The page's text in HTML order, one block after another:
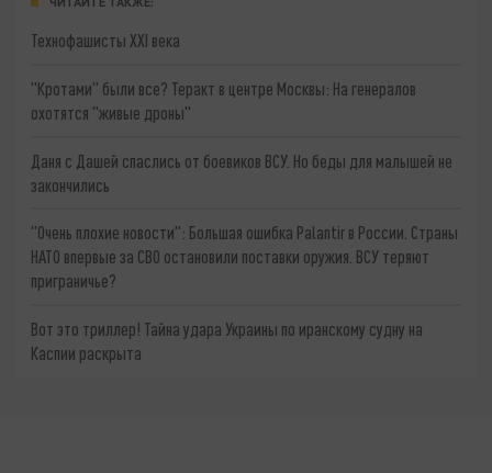
Технофашисты XXI века
"Кротами" были все? Теракт в центре Москвы: На генералов
охотятся "живые дроны"
Даня с Дашей спаслись от боевиков ВСУ. Но беды для малышей не
закончились
"Очень плохие новости": Большая ошибка Palantir в России. Страны
НАТО впервые за СВО остановили поставки оружия. ВСУ теряют
приграничье?
Вот это триллер! Тайна удара Украины по иранскому судну на
Каспии раскрыта